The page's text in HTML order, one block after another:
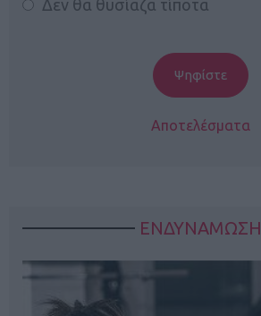
Δεν θα θυσίαζα τίποτα
Αποτελέσματα
ΕΝΔΥΝΑΜΩΣΗ